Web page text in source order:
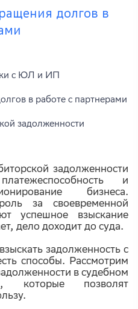
долгов в
с ЮЛ и ИП
в работе с партнерами
задолженности
задолженности
и
бизнеса.
за своевременной
успешное взыскание
дело доходит до суда.
задолженность с
способы. Рассмотрим
в судебном
которые позволят